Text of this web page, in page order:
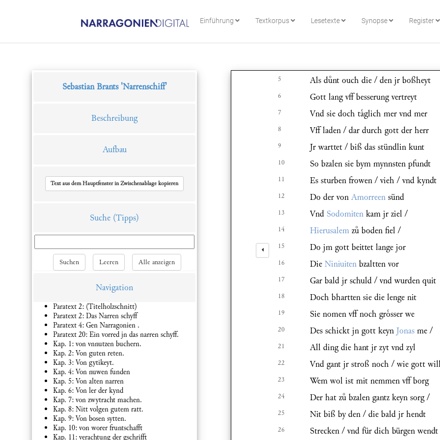
Einführung Textkorpus Lesetexte Synopse Register
Sebastian Brants 'Narrenschiff'
Beschreibung
Aufbau
Text aus dem Hauptfenster in Zwischenablage kopieren
Suche (Tipps)
Suchen Leeren Alle anzeigen
Navigation
Paratext 2: (Titelholzschnitt)
Paratext 2: Das Narren schyff
Paratext 4: Gen Narragonien .
Paratext 20: Ein vorred jn das narren schyff.
Kap. 1: von vnnutzen buchern.
Kap. 2: Von guten reten.
Kap. 3: Von gytikeyt.
Kap. 4: Von nuwen funden
Kap. 5: Von alten narren
Kap. 6: Von ler der kynd
Kap. 7: von zwytracht machen.
Kap. 8: Nitt volgen gutem ratt.
Kap. 9: Von bosen sytten.
Kap. 10: von worer fruntschafft
Kap. 11: verachtung der gschrifft
5 Als dnt ouch die / den jr boßheyt
6 Gott lang vff besserung vertreyt
7 Vnd sie doch tglich mer vnd mer
8 Vff laden / dar durch gott der herr
9 Jr warttet / biß das stündlin kunt
10 So bzalen sie bym mynnsten pfundt
11 Es sturben frowen / vieh / vnd kyndt
12 Do der vonAmorreen sünd
13 Vnd Sodomiten kam jr ziel /
14 Hierusalem z boden fiel /
15 Do jm gott beittet lange jor
16 DieNiniuiten bzaltten vor
17 Gar bald jr schuld / vnd wurden quit
18 Doch bhartten sie die lenge nit
19 Sie nomen vff noch grsser we
20 Des schickt jn gott keyn Jonas me /
21 All ding die hant jr zyt vnd zyl
22 Vnd gant jr stroß noch / wie gott
23 Wem wol ist mit nemmen vff borg
24 Der hat z bzalen gantz keyn sorg /
25 Nit biß by den / die bald jr hendt
26 Strecken / vnd für dich bürgen wendt